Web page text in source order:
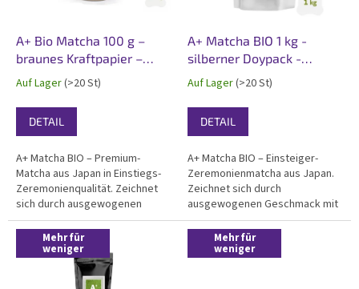
PA+ Bio Matcha 100 g –
braunes Kraftpapier –
Vorder- und Rücketikett
Auf Lager(>20 St)
DETAIL
A+ Matcha BIO – Premium-
Matcha aus Japan in Einstiegs-
Zeremonienqualität. Zeichnet
sich durch ausgewogenen
Geschmack, reiches Aroma und
samtige Textur aus. Zertifiziert
Bio, vollständig laborgetestet.
Professionelles 100 g
umweltfreundliches...
A+ Matcha BIO 1 kg -
silberner Doypack -
Vorder- und Rücketikett
Auf Lager(>20 St)
DETAIL
A+ Matcha BIO – Einsteiger-
Zeremonienmatcha aus Japan.
Zeichnet sich durch
ausgewogenen Geschmack mit
reichem Aroma und angenehme
grüne Farbe aus. Perfekter
Einstieg in die
Mehr für
weniger
Mehr für
weniger